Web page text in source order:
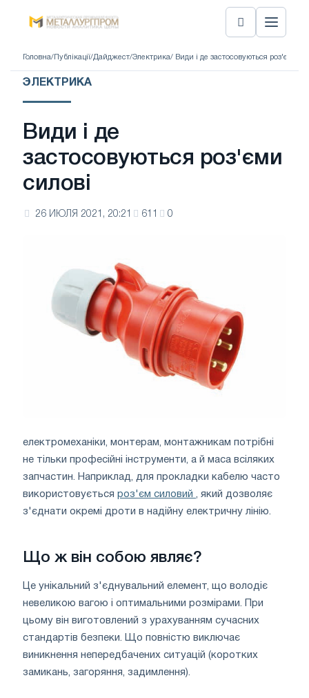
Головна/ Публікації/Дайджест/Электрика/ Види і де застосовуються роз'єми
ЭЛЕКТРИКА
Види і де
застосовуються роз'єми
силові
26 ИЮЛЯ 2021, 20:21 611 0
електромеханіки, монтерам, монтажникам потрібні
не тільки професійні інструменти, а й маса всіляких
запчастин. Наприклад, для прокладки кабелю часто
використовується роз'єм силовий , який дозволяє
з'єднати окремі дроти в надійну електричну лінію.
Що ж він собою являє?
Це унікальний з'єднувальний елемент, що володіє
невеликою вагою і оптимальними розмірами. При
цьому він виготовлений з урахуванням сучасних
стандартів безпеки. Що повністю виключає
виникнення непередбачених ситуацій (коротких
замикань, загоряння, задимлення).